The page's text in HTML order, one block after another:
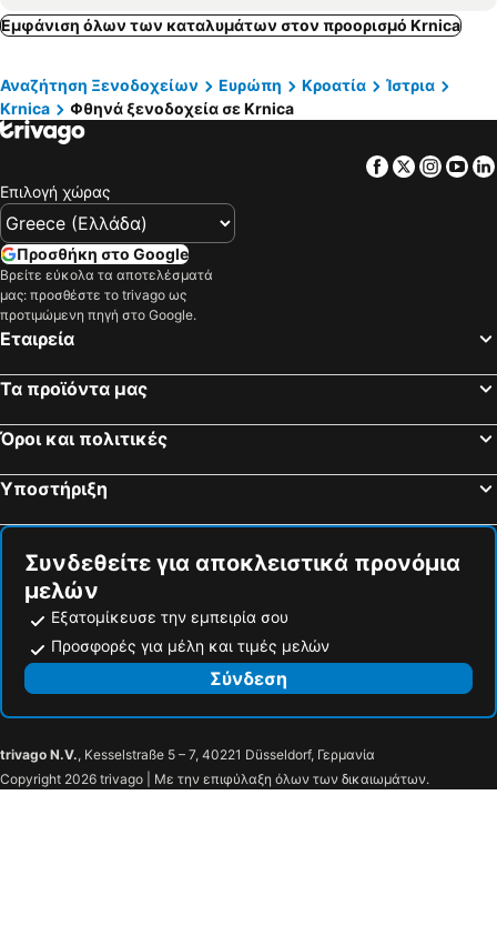
Εμφάνιση όλων των καταλυμάτων στον προορισμό Krnica
Αναζήτηση Ξενοδοχείων Ευρώπη Κροατία
Ίστρια
Krnica
Φθηνά ξενοδοχεία σε Krnica
Facebook
Twitter
Επιλογή χώρας
Προσθήκη στο Google
Βρείτε εύκολα τα αποτελέσματά
μας: προσθέστε το trivago ως
προτιμώμενη πηγή στο Google.
Εταιρεία
Τα προϊόντα μας
Όροι και πολιτικές
Υποστήριξη
Συνδεθείτε για αποκλειστικά προνόμια
μελών
Εξατομίκευσε την εμπειρία σου
Προσφορές για μέλη και τιμές μελών
Σύνδεση
trivago N.V., Kesselstraße 5 – 7, 40221 Düsseldorf, Γερμανία
Copyright 2026 trivago | Με την επιφύλαξη όλων των δικαιωμάτων.